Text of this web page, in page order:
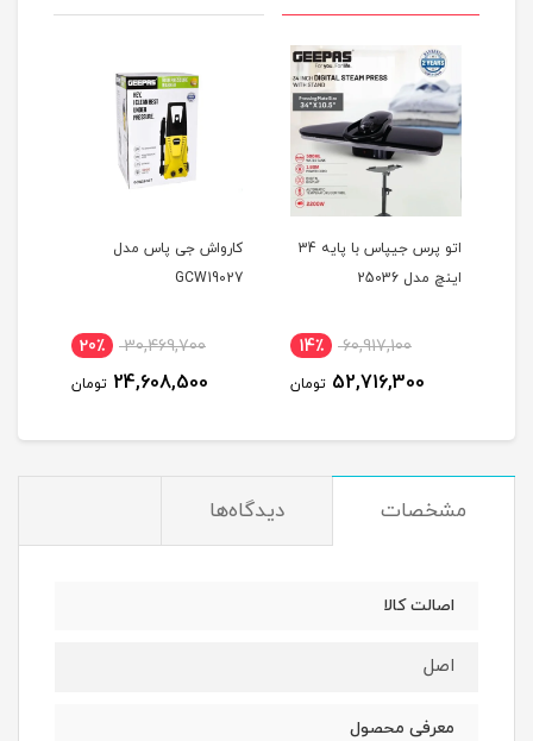
اتو پرس جیپاس با پایه 34
اینچ مدل 25036
60,917,100 14٪
52,716,300 تومان
کارواش جی پاس مدل
GCW19027
30,469,700 20٪
24,608,500 تومان
مشخصات دیدگاه‌ها
اصالت کالا
اصل
معرفی محصول